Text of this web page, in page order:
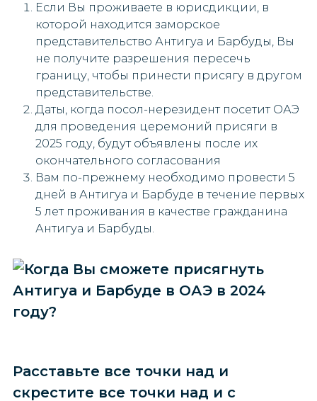
Если Вы проживаете в юрисдикции, в
которой находится заморское
представительство Антигуа и Барбуды, Вы
не получите разрешения пересечь
границу, чтобы принести присягу в другом
представительстве.
Даты, когда посол-нерезидент посетит ОАЭ
для проведения церемоний присяги в
2025 году, будут объявлены после их
окончательного согласования
Вам по-прежнему необходимо провести 5
дней в Антигуа и Барбуде в течение первых
5 лет проживания в качестве гражданина
Антигуа и Барбуды.
Расставьте все точки над и
скрестите все точки над и с